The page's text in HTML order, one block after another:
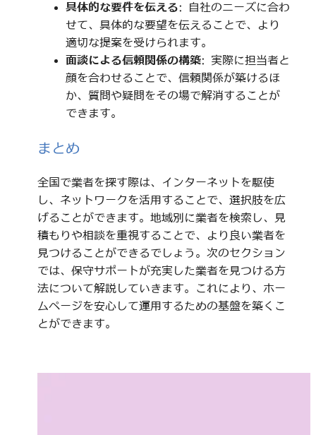
具体的な要件を伝える: 自社のニーズに合わ
せて、具体的な要望を伝えることで、より
適切な提案を受けられます。
面談による信頼関係の構築: 実際に担当者と
顔を合わせることで、信頼関係が築けるほ
か、質問や疑問をその場で解消することが
できます。
まとめ
全国で業者を探す際は、インターネットを駆使
し、ネットワークを活用することで、選択肢を広
げることができます。地域別に業者を検索し、見
積もりや相談を重視することで、より良い業者を
見つけることができるでしょう。次のセクション
では、保守サポートが充実した業者を見つける方
法について解説していきます。これにより、ホー
ムページを安心して運用するための基盤を築くこ
とができます。